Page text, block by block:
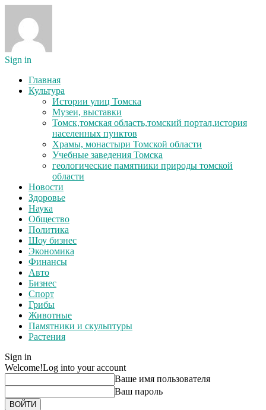
Sign in
Главная
Культура
Истории улиц Томска
Музеи, выставки
Томск,томская область,томский портал,история
населенных пунктов
Храмы, монастыри Томской области
Учебные заведения Томска
геологические памятники природы томской
области
Новости
Здоровье
Наука
Общество
Политика
Шоу бизнес
Экономика
Финансы
Авто
Бизнес
Спорт
Грибы
Животные
Памятники и скульптуры
Растения
Sign in
Welcome!Log into your account
Ваше имя пользователя
Ваш пароль